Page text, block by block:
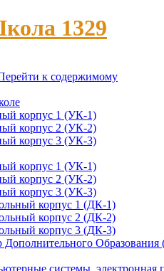
1329
к содержимому
корпус 1 (УК-1)
корпус 2 (УК-2)
корпус 3 (УК-3)
корпус 1 (УК-1)
корпус 2 (УК-2)
корпус 3 (УК-3)
корпус 1 (ДК-1)
корпус 2 (ДК-2)
корпус 3 (ДК-3)
Дополнительного
системы, электронная